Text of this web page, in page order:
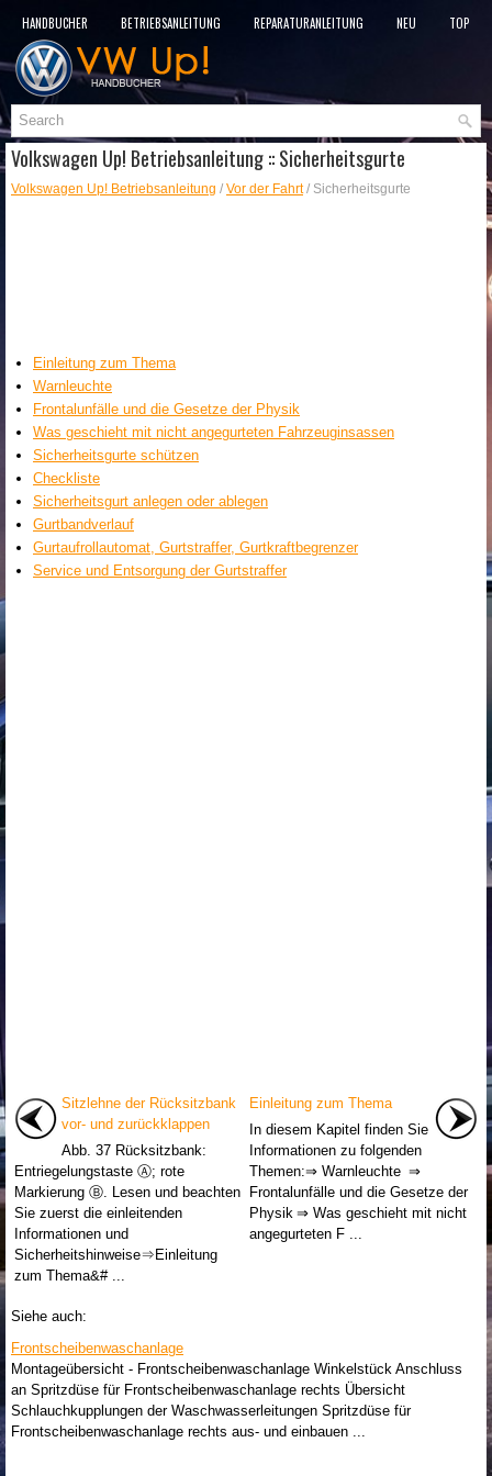
HANDBÜCHER BETRIEBSANLEITUNG REPARATURANLEITUNG NEU
TOP
SITEMAP
Volkswagen Up! Betriebsanleitung :: Sicherheitsgurte
Volkswagen Up! Betriebsanleitung / Vor der Fahrt/ Sicherheitsgurte
Einleitung zum Thema
Warnleuchte
Frontalunfälle und die Gesetze der Physik
Was geschieht mit nicht angegurteten Fahrzeuginsassen
Sicherheitsgurte schützen
Checkliste
Sicherheitsgurt anlegen oder ablegen
Gurtbandverlauf
Gurtaufrollautomat, Gurtstraffer, Gurtkraftbegrenzer
Service und Entsorgung der Gurtstraffer
Sitzlehne der Rücksitzbank
vor- und zurückklappen
Abb. 37 Rücksitzbank:
Entriegelungstaste Ⓐ; rote
Markierung Ⓑ. Lesen und beachten
Sie zuerst die einleitenden
Informationen und
Sicherheitshinweise⇒Einleitung
zum Thema&# ...
Einleitung zum Thema
In diesem Kapitel finden Sie
Informationen zu folgenden
Themen:⇒ Warnleuchte ⇒
Frontalunfälle und die Gesetze der
Physik ⇒ Was geschieht mit nicht
angegurteten F ...
Siehe auch:
Frontscheibenwaschanlage
Montageübersicht - Frontscheibenwaschanlage Winkelstück Anschluss
an Spritzdüse für Frontscheibenwaschanlage rechts Übersicht
Schlauchkupplungen der Waschwasserleitungen Spritzdüse für
Frontscheibenwaschanlage rechts aus- und einbauen ...